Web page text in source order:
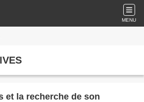
MENU
et la recherche de son